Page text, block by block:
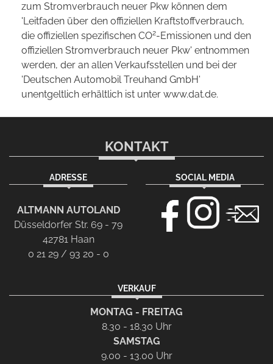
zum Stromverbrauch neuer Pkw können dem
'Leitfaden über den offiziellen Kraftstoffverbrauch,
die offiziellen spezifischen CO2-Emissionen und den
offiziellen Stromverbrauch neuer Pkw' entnommen
werden, der an allen Verkaufsstellen und bei der
'Deutschen Automobil Treuhand GmbH'
unentgeltlich erhältlich ist unter www.dat.de.
KONTAKT
ADRESSE
ALTMANN AUTOLAND
Düsseldorfer Str. 69 - 79
42781 Haan
0 21 29 / 93 20 - 0
SOCIAL MEDIA
VERKAUF
MONTAG - FREITAG
8.30 - 18.30 Uhr
SAMSTAG
9.00 - 13.00 Uhr